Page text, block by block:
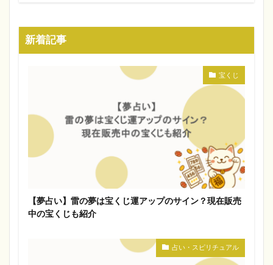
新着記事
宝くじ
【夢占い】雷の夢は宝くじ運アップのサイン？現在販売
中の宝くじも紹介
占い・スピリチュアル